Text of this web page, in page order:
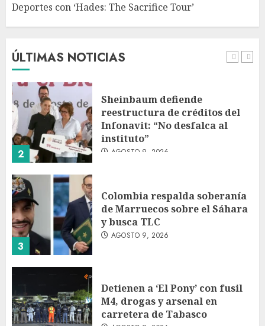
Deportes con ‘Hades: The Sacrifice Tour’
ÚLTIMAS NOTICIAS
1
Lionel, a los 68 años en Rosario
2
Sheinbaum defiende
reestructura de créditos del
Infonavit: “No desfalca al
instituto”
AGOSTO 9, 2026
3
Colombia respalda soberanía
de Marruecos sobre el Sáhara
y busca TLC
AGOSTO 9, 2026
Detienen a ‘El Pony’ con fusil
M4, drogas y arsenal en
carretera de Tabasco